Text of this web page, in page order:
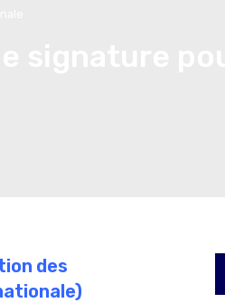
des